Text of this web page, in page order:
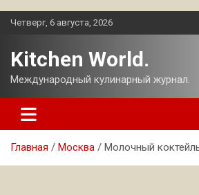
Перейти
Четверг, 6 августа, 2026
Kitchen World.
Международный кулинарный журнал.
Главная Москва Молочный